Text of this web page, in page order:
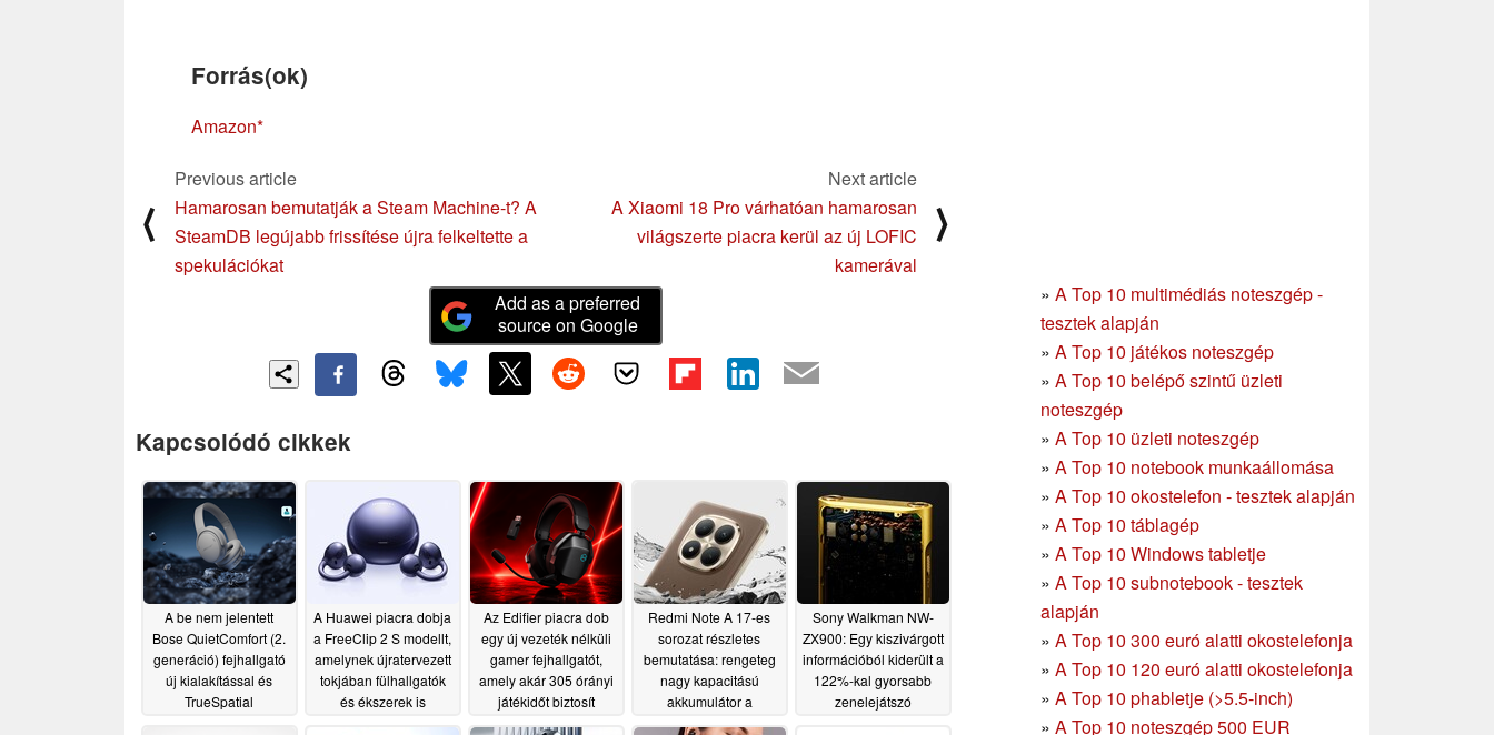
Forrás(ok)
Amazon
⟨
Previous article
Hamarosan bemutatják a Steam Machine-t? A
SteamDB legújabb frissítése újra felkeltette a
spekulációkat
Next article
A Xiaomi 18 Pro várhatóan hamarosan
világszerte piacra kerül az új LOFIC
kamerával
⟩
» A Top 10 multimédiás noteszgép -
tesztek alapján
» A Top 10 játékos noteszgép
» A Top 10 belépő szintű üzleti
noteszgép
» A Top 10 üzleti noteszgép
» A Top 10 notebook munkaállomása
» A Top 10 okostelefon - tesztek alapján
» A Top 10 táblagép
» A Top 10 Windows tabletje
» A Top 10 subnotebook - tesztek
alapján
» A Top 10 300 euró alatti okostelefonja
» A Top 10 120 euró alatti okostelefonja
» A Top 10 phabletje (>5.5-inch)
» A Top 10 noteszgép 500 EUR
Add as a preferred
source on Google
Kapcsolódó cikkek
A be nem jelentett
Bose QuietComfort (2.
generáció) fejhallgató
új kialakítással és
TrueSpatial
A Huawei piacra dobja
a FreeClip 2 S modellt,
amelynek újratervezett
tokjában fülhallgatók
és ékszerek is
07/14/2026
Az Edifier piacra dob
egy új vezeték nélküli
gamer fejhallgatót,
amely akár 305 órányi
játékidőt biztosít
07/02/2026
Redmi Note A 17-es
sorozat részletes
bemutatása: rengeteg
nagy kapacitású
akkumulátor a
Sony Walkman NW-
ZX900: Egy kiszivárgott
információból kiderült a
122%-kal gyorsabb
zenelejátszó